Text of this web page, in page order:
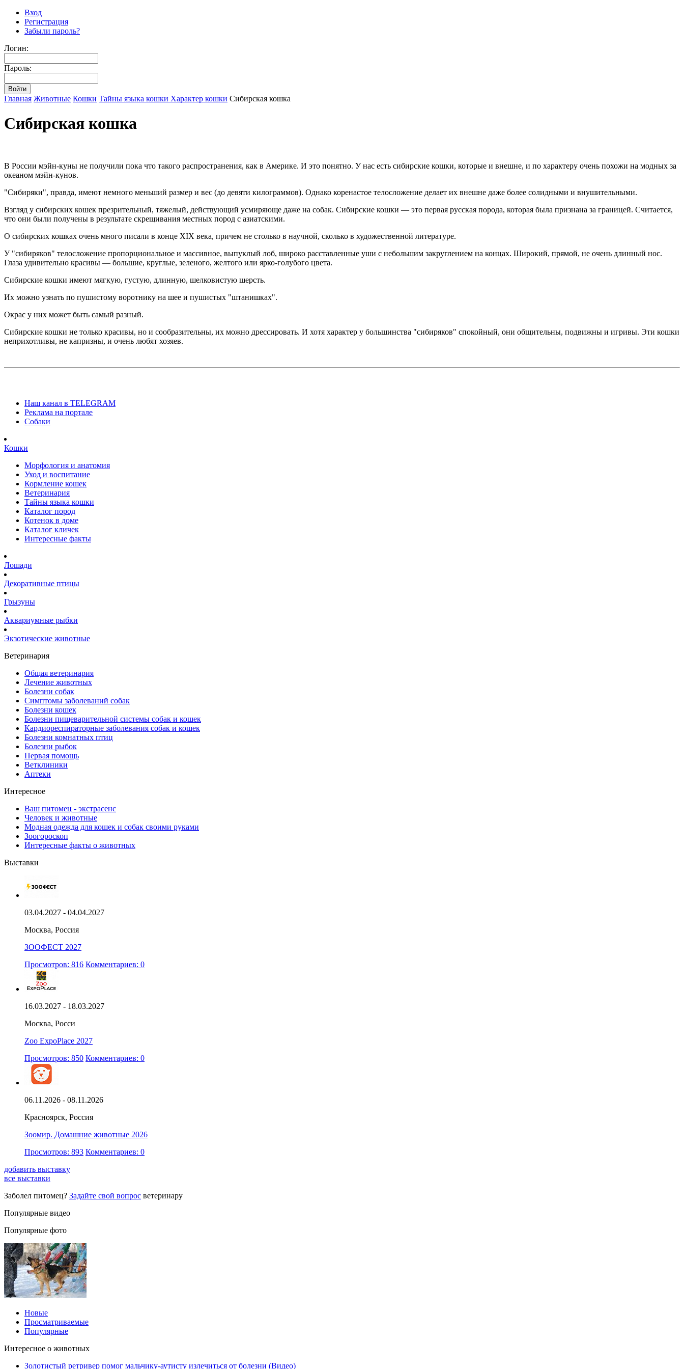
Вход
Регистрация
Забыли пароль?
Логин:
Пароль:
Главная Животные Кошки Тайны языка кошки Характер кошки Сибирская кошка
Сибирская кошка
В России мэйн-куны не получили пока что такого распространения, как в Америке. И это понятно. У нас есть сибирские кошки, которые и внешне, и по характеру очень похожи на модных за
океаном мэйн-кунов.
"Сибиряки", правда, имеют немного меньший размер и вес (до девяти килограммов). Однако коренастое телосложение делает их внешне даже более солидными и внушительными.
Взгляд у сибирских кошек презрительный, тяжелый, действующий усмиряюще даже на собак. Сибирские кошки — это первая русская порода, которая была признана за границей. Считается,
что они были получены в результате скрещивания местных пород с азиатскими.
О сибирских кошках очень много писали в конце XIX века, причем не столько в научной, сколько в художественной литературе.
У "сибиряков" телосложение пропорциональное и массивное, выпуклый лоб, широко расставленные уши с небольшим закруглением на концах. Широкий, прямой, не очень длинный нос.
Глаза удивительно красивы — большие, круглые, зеленого, желтого или ярко-голубого цвета.
Сибирские кошки имеют мягкую, густую, длинную, шелковистую шерсть.
Их можно узнать по пушистому воротнику на шее и пушистых "штанишках".
Окрас у них может быть самый разный.
Сибирские кошки не только красивы, но и сообразительны, их можно дрессировать. И хотя характер у большинства "сибиряков" спокойный, они общительны, подвижны и игривы. Эти кошки
неприхотливы, не капризны, и очень любят хозяев.
Наш канал в TELEGRAM
Реклама на портале
Собаки
Кошки
Морфология и анатомия
Уход и воспитание
Кормление кошек
Ветеринария
Тайны языка кошки
Каталог пород
Котенок в доме
Каталог кличек
Интересные факты
Лошади
Декоративные птицы
Грызуны
Аквариумные рыбки
Экзотические животные
Ветеринария
Общая ветеринария
Лечение животных
Болезни собак
Симптомы заболеваний собак
Болезни кошек
Болезни пищеварительной системы собак и кошек
Кардиореспираторные заболевания собак и кошек
Болезни комнатных птиц
Болезни рыбок
Первая помощь
Ветклиники
Аптеки
Интересное
Ваш питомец - экстрасенс
Человек и животные
Модная одежда для кошек и собак своими руками
Зоогороскоп
Интересные факты о животных
Выставки
03.04.2027 - 04.04.2027
Москва, Россия
ЗООФЕСТ 2027
Просмотров: 816 Комментариев: 0
16.03.2027 - 18.03.2027
Москва, Росси
Zoo ExpoPlace 2027
Просмотров: 850 Комментариев: 0
06.11.2026 - 08.11.2026
Красноярск, Россия
Зоомир. Домашние животные 2026
Просмотров: 893 Комментариев: 0
добавить выставку
все выставки
Заболел питомец? Задайте свой вопрос ветеринару
Популярные видео
Популярные фото
Новые
Просматриваемые
Популярные
Интересное о животных
Золотистый ретривер помог мальчику-аутисту излечиться от болезни (Видео)